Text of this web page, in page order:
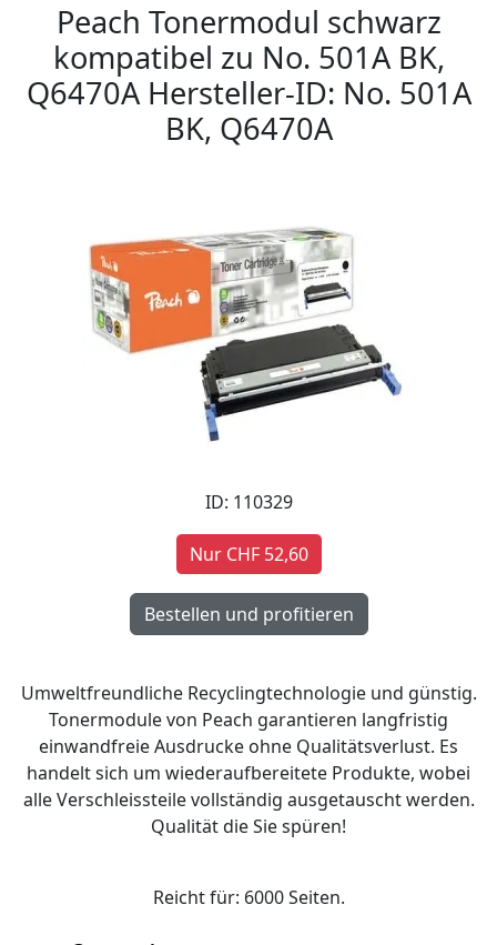
Peach Tonermodul schwarz
kompatibel zu No. 501A BK,
Q6470A Hersteller-ID: No. 501A
BK, Q6470A
ID: 110329
Nur CHF 52,60
Umweltfreundliche Recyclingtechnologie und günstig.
Tonermodule von Peach garantieren langfristig
einwandfreie Ausdrucke ohne Qualitätsverlust. Es
handelt sich um wiederaufbereitete Produkte, wobei
alle Verschleissteile vollständig ausgetauscht werden.
Qualität die Sie spüren!
Reicht für: 6000 Seiten.